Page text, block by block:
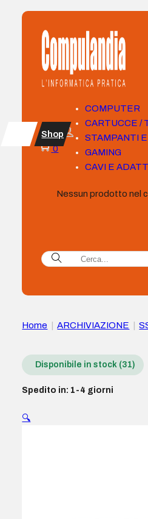
COMPUTER
CARTUCCE /
STAMPANTI
GAMING
CAVI E
Shop
0
Nessun prodotto nel
Home ARCHIVIAZIONE
Disponibile in stock (31)
Spedito in: 1-4 giorni
🔍